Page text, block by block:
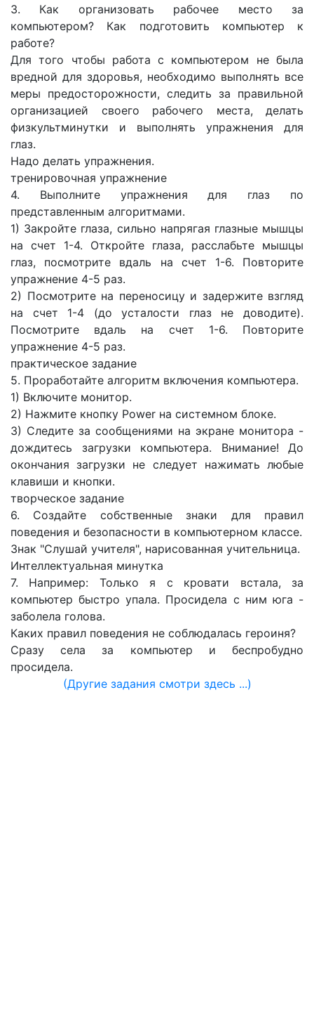
3. Как организовать рабочее место за
компьютером? Как подготовить компьютер к
работе?
Для того чтобы работа с компьютером не была
вредной для здоровья, необходимо выполнять все
меры предосторожности, следить за правильной
организацией своего рабочего места, делать
физкультминутки и выполнять упражнения для
глаз.
Надо делать упражнения.
тренировочная упражнение
4. Выполните упражнения для глаз по
представленным алгоритмами.
1) Закройте глаза, сильно напрягая глазные мышцы
на счет 1-4. Откройте глаза, расслабьте мышцы
глаз, посмотрите вдаль на счет 1-6. Повторите
упражнение 4-5 раз.
2) Посмотрите на переносицу и задержите взгляд
на счет 1-4 (до усталости глаз не доводите).
Посмотрите вдаль на счет 1-6. Повторите
упражнение 4-5 раз.
практическое задание
5. Проработайте алгоритм включения компьютера.
1) Включите монитор.
2) Нажмите кнопку Power на системном блоке.
3) Следите за сообщениями на экране монитора -
дождитесь загрузки компьютера. Внимание! До
окончания загрузки не следует нажимать любые
клавиши и кнопки.
творческое задание
6. Создайте собственные знаки для правил
поведения и безопасности в компьютерном классе.
Знак "Слушай учителя", нарисованная учительница.
Интеллектуальная минутка
7. Например: Только я с кровати встала, за
компьютер быстро упала. Просидела с ним юга -
заболела голова.
Каких правил поведения не соблюдалась героиня?
Сразу села за компьютер и беспробудно
просидела.
(Другие задания смотри здесь ...)